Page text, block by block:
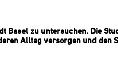
Basel zu untersuchen. Die
Alltag versorgen und den